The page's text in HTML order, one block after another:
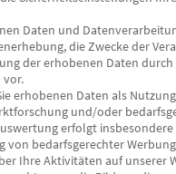
Daten und
die Zwecke der
der erhobenen Daten
vor.
erhobenen Daten als
und/oder
erfolgt
von bedarfsgerechter
Ihre Aktivitäten auf unserer